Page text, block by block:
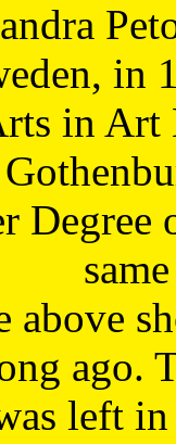
in
in Art
Degree
above
ago.
left